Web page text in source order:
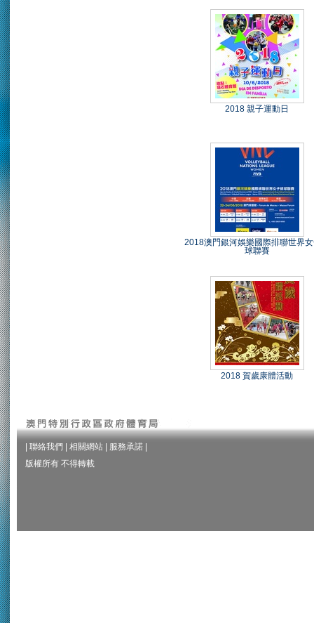
2018 親子運動日
2018澳門銀河娛樂國際排聯世界
球聯賽
2018 賀歲康體活動
聯絡我們 相關網站 服務承諾
版權所有 不得轉載